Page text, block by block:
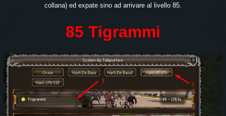
collana) ed expate sino ad arrivare al livello 85.
85 Tigrammi